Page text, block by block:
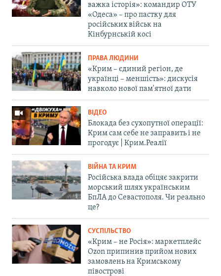
важка історія»: командир ОТУ
«Одеса» – про пастку для
російських військ на
Кінбурнській косі
ПРАВА ЛЮДИНИ
«Крим – єдиний регіон, де
українці – меншість»: дискусія
навколо нової пам'ятної дати
ВІДЕО
Блокада без сухопутної операції:
Крим сам себе не заправить і не
прогодує | Крим.Реалії
ВІЙНА ТА КРИМ
Російська влада обіцяє закрити
морський шлях українським
БпЛА до Севастополя. Чи реально
це?
СУСПІЛЬСТВО
«Крим – не Росія»: маркетплейс
Ozon припинив прийом нових
замовлень на Кримському
півострові